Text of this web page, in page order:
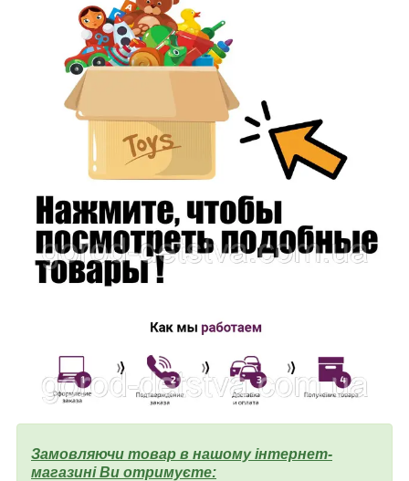
Замовляючи товар в нашому інтернет-
магазині Ви отримуєте: